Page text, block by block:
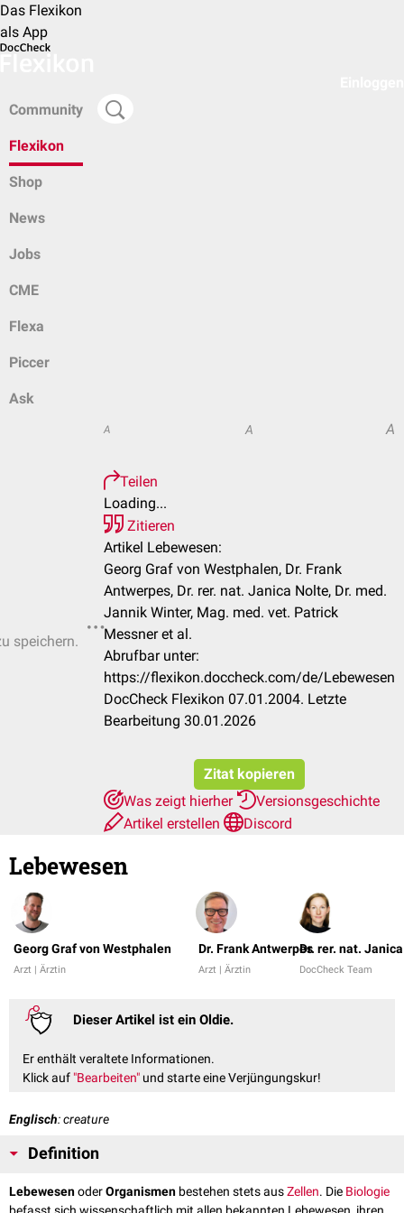
Das Flexikon
als App
Community
Flexikon
Shop
News
Jobs
CME
Flexa
Piccer
Ask
speichern.
A A A
Teilen
Loading...
Zitieren
Artikel Lebewesen:
Georg Graf von Westphalen, Dr. Frank
Antwerpes, Dr. rer. nat. Janica Nolte, Dr. med.
Jannik Winter, Mag. med. vet. Patrick
Messner et al.
Abrufbar unter:
https://flexikon.doccheck.com/de/Lebewesen
DocCheck Flexikon 07.01.2004. Letzte
Bearbeitung 30.01.2026
Zitat kopieren
Was zeigt hierher
Versionsgeschichte
Artikel erstellen
Discord
Lebewesen
Georg Graf von Westphalen
Arzt | Ärztin
Dr. Frank Antwerpes
Arzt | Ärztin
Dr. rer. nat.
DocCheck Team
Dieser Artikel ist ein Oldie.
Er enthält veraltete Informationen.
Klick auf "Bearbeiten" und starte eine Verjüngungskur!
Englisch: creature
Definition
LebewesenoderOrganismen bestehen stets ausZellen. Die Biologie